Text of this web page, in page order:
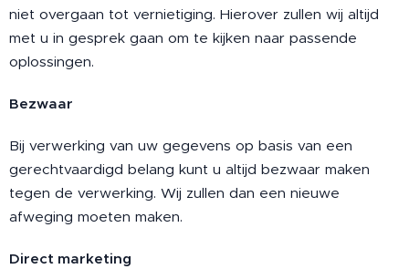
niet overgaan tot vernietiging. Hierover zullen wij altijd
met u in gesprek gaan om te kijken naar passende
oplossingen.
Bezwaar
Bij verwerking van uw gegevens op basis van een
gerechtvaardigd belang kunt u altijd bezwaar maken
tegen de verwerking. Wij zullen dan een nieuwe
afweging moeten maken.
Direct marketing